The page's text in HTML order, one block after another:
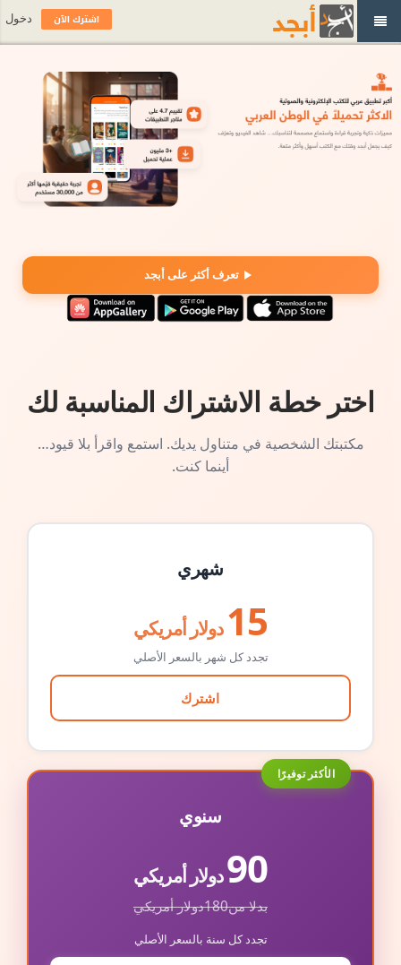
تعرف أكثر على أبجد
اختر خطة الاشتراك المناسبة لك
مكتبتك الشخصية في متناول يديك. استمع واقرأ بلا قيود…
أينما كنت.
شهري
15 دولار أمريكي
تجدد كل شهر بالسعر الأصلي
اشترك
الأكثر توفيرًا
سنوي
90دولار أمريكي
بدلا من180دولار أمريكي
تجدد كل سنة بالسعر الأصلي
اشترك الآن دخول